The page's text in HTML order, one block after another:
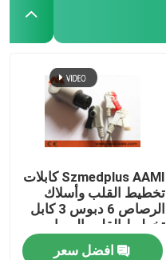
Szmedplus AAMI كابلات
تخطيط القلب وأسلاك
الرصاص 6 دبوس 3 كابل
تخطيط القلب الرصاصي
TPU AHA Clip
افضل سعر